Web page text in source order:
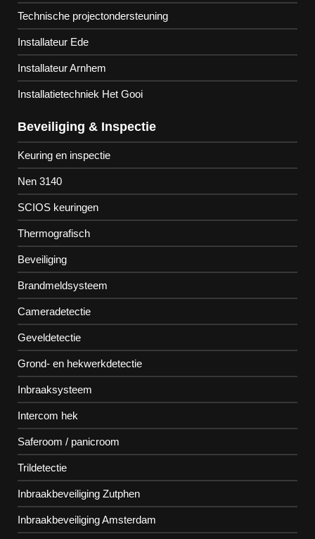
Technische projectondersteuning
Installateur Ede
Installateur Arnhem
Installatietechniek Het Gooi
Beveiliging & Inspectie
Keuring en inspectie
Nen 3140
SCIOS keuringen
Thermografisch
Beveiliging
Brandmeldsysteem
Cameradetectie
Geveldetectie
Grond- en hekwerkdetectie
Inbraaksysteem
Intercom hek
Saferoom / panicroom
Trildetectie
Inbraakbeveiliging Zutphen
Inbraakbeveiliging Amsterdam